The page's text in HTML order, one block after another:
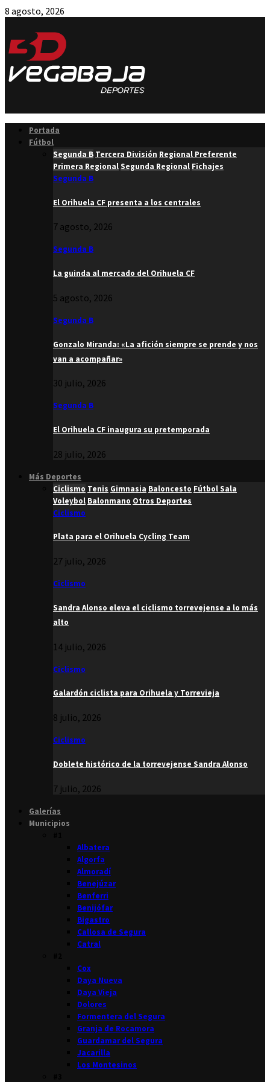
8 agosto, 2026
Portada
Fútbol
Segunda B Tercera División Regional Preferente
Primera RegionalSegunda Regional Fichajes
Segunda B
El Orihuela CF presenta a los centrales
7 agosto, 2026
Segunda B
La guinda al mercado del Orihuela CF
5 agosto, 2026
Segunda B
Gonzalo Miranda: «La afición siempre se prende y nos
van a acompañar»
30 julio, 2026
Segunda B
El Orihuela CF inaugura su pretemporada
28 julio, 2026
Más Deportes
Ciclismo Tenis Gimnasia Baloncesto Fútbol Sala
Voleybol Balonmano Otros Deportes
Ciclismo
Plata para el Orihuela Cycling Team
27 julio, 2026
Ciclismo
Sandra Alonso eleva el ciclismo torrevejense a lo más
alto
14 julio, 2026
Ciclismo
Galardón ciclista para Orihuela y Torrevieja
8 julio, 2026
Ciclismo
Doblete histórico de la torrevejense Sandra Alonso
7 julio, 2026
Galerías
Municipios
Albatera
Algorfa
Almoradí
Benejúzar
Benferri
Benijófar
Bigastro
Callosa de Segura
Catral
Cox
Daya Nueva
Daya Vieja
Dolores
Formentera del Segura
Granja de Rocamora
Guardamar del Segura
Jacarilla
Los Montesinos